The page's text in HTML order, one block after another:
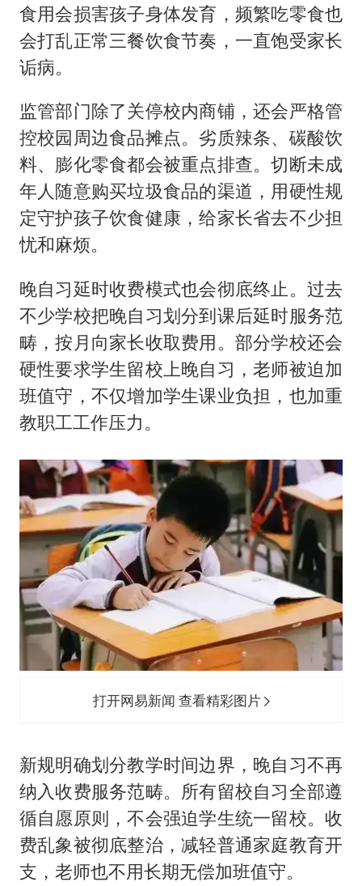
食用会损害孩子身体发育，频繁吃零食也
会打乱正常三餐饮食节奏，一直饱受家长
诟病。
监管部门除了关停校内商铺，还会严格管
控校园周边食品摊点。劣质辣条、碳酸饮
料、膨化零食都会被重点排查。切断未成
年人随意购买垃圾食品的渠道，用硬性规
定守护孩子饮食健康，给家长省去不少担
忧和麻烦。
晚自习延时收费模式也会彻底终止。过去
不少学校把晚自习划分到课后延时服务范
畴，按月向家长收取费用。部分学校还会
硬性要求学生留校上晚自习，老师被迫加
班值守，不仅增加学生课业负担，也加重
教职工工作压力。
打开网易新闻 查看精彩图片
新规明确划分教学时间边界，晚自习不再
纳入收费服务范畴。所有留校自习全部遵
循自愿原则，不会强迫学生统一留校。收
费乱象被彻底整治，减轻普通家庭教育开
支，老师也不用长期无偿加班值守。